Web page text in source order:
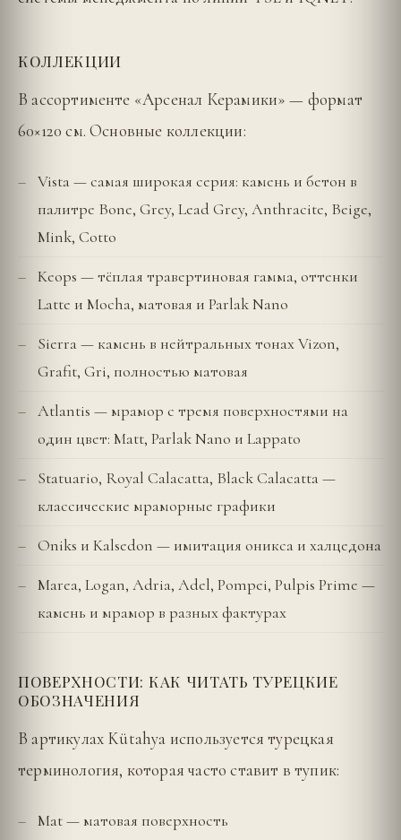
КОЛЛЕКЦИИ
В ассортименте «Арсенал Керамики» — формат
60×120 см. Основные коллекции:
Vista — самая широкая серия: камень и бетон в
палитре Bone, Grey, Lead Grey, Anthracite, Beige,
Mink, Cotto
Keops — тёплая травертиновая гамма, оттенки
Latte и Mocha, матовая и Parlak Nano
Sierra — камень в нейтральных тонах Vizon,
Grafit, Gri, полностью матовая
Atlantis — мрамор с тремя поверхностями на
один цвет: Matt, Parlak Nano и Lappato
Statuario, Royal Calacatta, Black Calacatta —
классические мраморные графики
Oniks и Kalsedon — имитация оникса и халцедона
Marea, Logan, Adria, Adel, Pompei, Pulpis Prime —
камень и мрамор в разных фактурах
ПОВЕРХНОСТИ: КАК ЧИТАТЬ ТУРЕЦКИЕ
ОБОЗНАЧЕНИЯ
В артикулах Kütahya используется турецкая
терминология, которая часто ставит в тупик:
Mat — матовая поверхность